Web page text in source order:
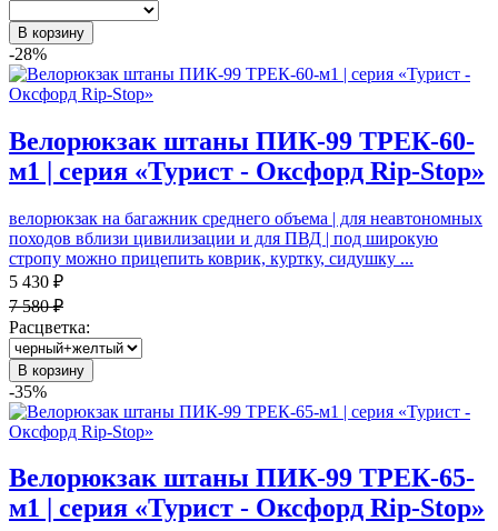
В корзину
-28%
Велорюкзак штаны ПИК-99 ТРЕК-60-
м1 | серия «Турист - Оксфорд Rip-Stop»
велорюкзак на багажник среднего объема | для неавтономных
походов вблизи цивилизации и для ПВД | под широкую
стропу можно прицепить коврик, куртку, сидушку ...
5 430 ₽
7 580 ₽
Расцветка:
В корзину
-35%
Велорюкзак штаны ПИК-99 ТРЕК-65-
м1 | серия «Турист - Оксфорд Rip-Stop»